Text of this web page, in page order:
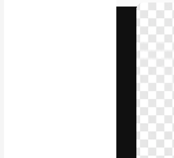
Vídeos
Ícones
Modelos 3D
Fontes